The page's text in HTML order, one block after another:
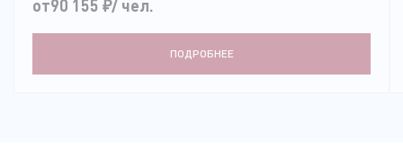
от90 155 ₽/ чел.
ПОДРОБНЕЕ